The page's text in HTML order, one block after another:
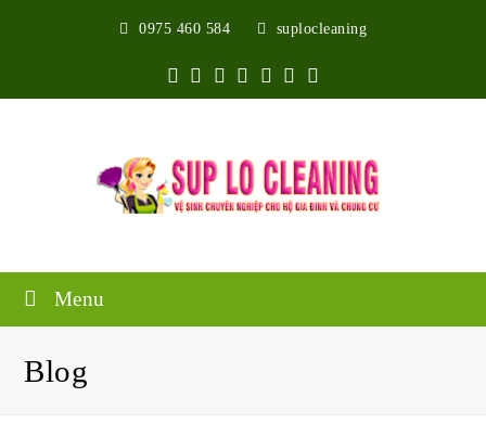
0975 460 584 suplocleaning
TwitterFacebook
Google
Plus
Pinterest
Instagram
Youtube
Menu
Blog